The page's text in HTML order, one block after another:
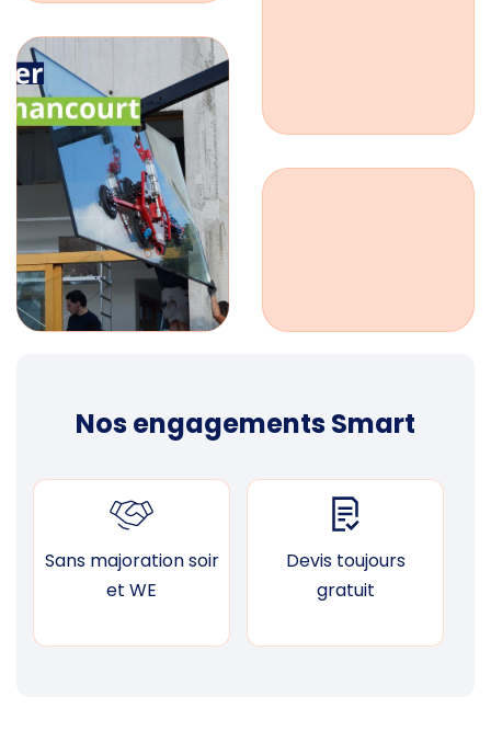
Nos engagements Smart
Sans majoration soir
et WE
Devis toujours
gratuit